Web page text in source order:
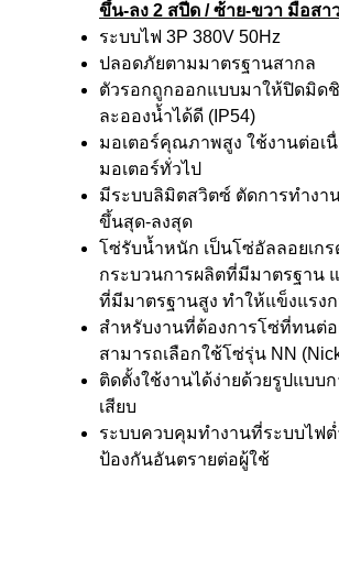
ขึ้น-ลง 2 สปีด / ซ้าย-ขวา มือสา
ระบบไฟ 3P 380V 50Hz
ปลอดภัยตามมาตรฐานสากล
ตัวรอกถูกออกแบบมาให้ปิดมิด
ละอองน้ำได้ดี (IP54)
มอเตอร์คุณภาพสูง ใช้งานต่อเ
มอเตอร์ทั่วไป
มีระบบลิมิตสวิตซ์ ตัดการทำงา
ขึ้นสุด-ลงสุด
โซ่รับน้ำหนัก เป็นโซ่อัลลอยเก
กระบวนการผลิตที่มีมาตรฐาน
ที่มีมาตรฐานสูง ทำให้แข็งแรง
สำหรับงานที่ต้องการโซ่ที่ทนต่อ
สามารถเลือกใช้โซ่รุ่น NN
ติดตั้งใช้งานได้ง่ายด้วยรูปแบบ
เสียบ
ระบบควบคุมทำงานที่ระบบไฟต่
ป้องกันอันตรายต่อผู้ใช้